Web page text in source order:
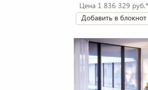
Цена 1 836 329 руб.*
Добавить в блокнот